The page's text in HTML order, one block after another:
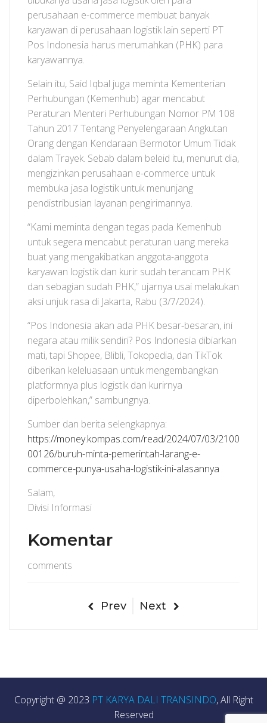
perusahaan e-commerce membuat banyak
karyawan di perusahaan logistik lain seperti PT
Pos Indonesia harus merumahkan (PHK) para
karyawannya.
Selain itu, Said Iqbal juga meminta Kementerian
Perhubungan (Kemenhub) agar mencabut
Peraturan Menteri Perhubungan Nomor PM 108
Tahun 2017 Tentang Penyelengaraan Angkutan
Orang dengan Kendaraan Bermotor Umum Tidak
dalam Trayek. Sebab dalam beleid itu, menurut dia,
mengizinkan perusahaan e-commerce untuk
membuka jasa logistik untuk menunjang
pendistribusian layanan pengirimannya.
“Kami meminta dengan tegas pada Kemenhub
untuk segera mencabut peraturan uang mereka
buat yang mengakibatkan anggota-anggota
karyawan logistik dan kurir sudah terancam PHK
dan sebagian sudah PHK,” ujarnya usai melakukan
aksi unjuk rasa di Jakarta, Rabu (3/7/2024).
“Pos Indonesia akan ada PHK besar-besaran, ini
negara atau milik sendiri? Pos Indonesia dibiarkan
mati, tapi Shopee, Blibli, Tokopedia, dan TikTok
diberikan keleluasaan untuk mengembangkan
platformnya plus logistik dan kurirnya
diperbolehkan,” sambungnya.
Sumber dan berita selengkapnya:
https://money.kompas.com/read/2024/07/03/2100
00126/buruh-minta-pemerintah-larang-e-
commerce-punya-usaha-logistik-ini-alasannya
Salam,
Divisi Informasi
Komentar
comments
Prev Next
Copyright @ 2023 PT KARYA DALI TRANSINDO, All Right
Reserved